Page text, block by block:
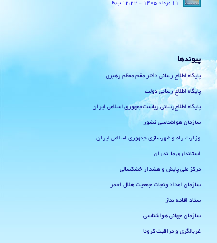
11 مرداد 1405 - 12:22 ب.ظ
پیوندها
پایگاه اطلاع رسانی دفتر مقام معظم رهبری
پایگاه اطلاع رسانی دولت
پایگاه اطلاع‌رسانی ریاست‌جمهوری اسلامی ایران
سازمان هواشناسی کشور
وزارت راه و شهرسازی جمهوری اسلامی ایران
استانداری مازندران
مرکز ملی پایش و هشدار خشکسالی
سازمان امداد ونجات جمعیت هلال احمر
ستاد اقامه نماز
سازمان جهانی هواشناسی
غربالگری و مراقبت کرونا